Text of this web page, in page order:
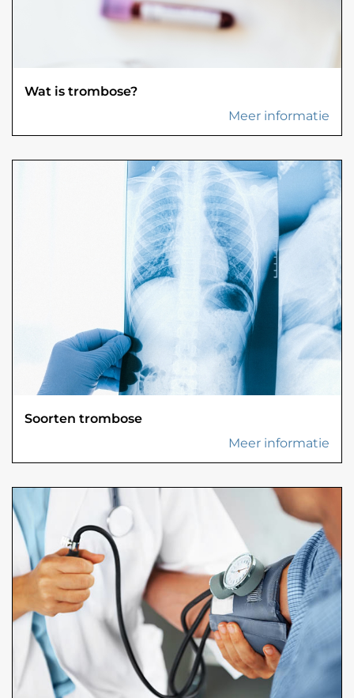
Wat is trombose?
Meer informatie
Soorten trombose
Meer informatie